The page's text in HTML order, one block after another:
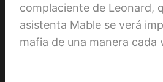
complaciente de Leonard,
asistenta Mable se verá
mafia de una manera cada